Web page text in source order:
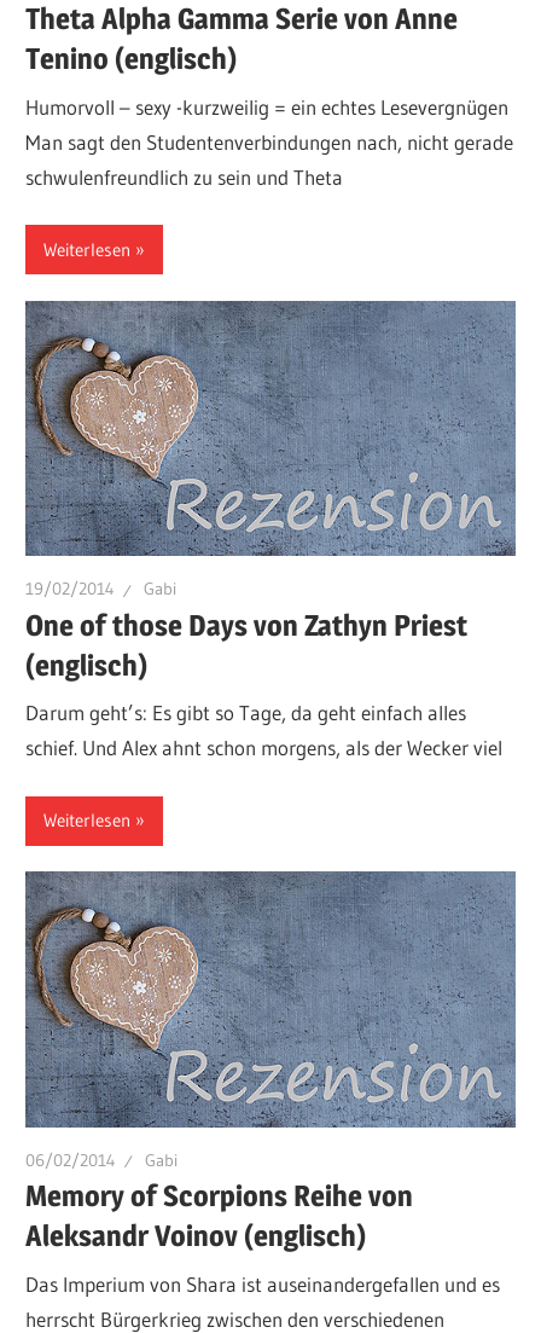
Theta Alpha Gamma Serie von Anne
Tenino (englisch)
Humorvoll – sexy -kurzweilig = ein echtes Lesevergnügen
Man sagt den Studentenverbindungen nach, nicht gerade
schwulenfreundlich zu sein und Theta
Weiterlesen
19/02/2014 Gabi
One of those Days von Zathyn Priest
(englisch)
Darum geht’s: Es gibt so Tage, da geht einfach alles
schief. Und Alex ahnt schon morgens, als der Wecker viel
Weiterlesen
06/02/2014 Gabi
Memory of Scorpions Reihe von
Aleksandr Voinov (englisch)
Das Imperium von Shara ist auseinandergefallen und es
herrscht Bürgerkrieg zwischen den verschiedenen